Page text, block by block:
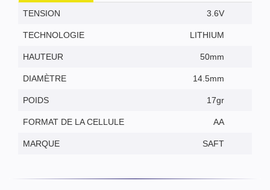
TENSION 3.6V
TECHNOLOGIE LITHIUM
HAUTEUR 50mm
DIAMÈTRE 14.5mm
POIDS 17gr
FORMAT DE LA CELLULE AA
MARQUE SAFT